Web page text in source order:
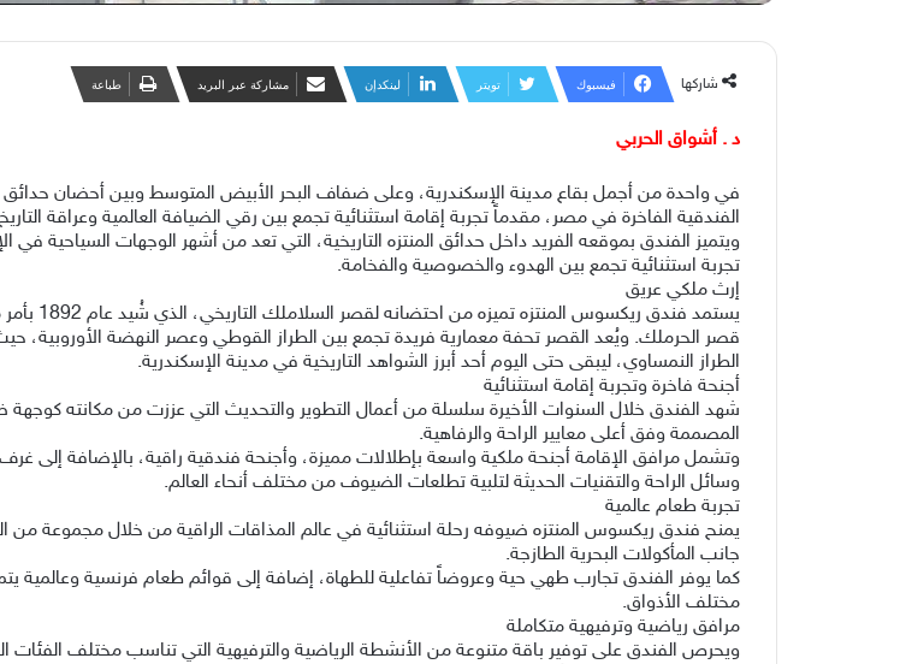
شاركها فيسبوك تويتر لينكدإن مشاركة عبر البريد طباعة
د . أشواق الحربي
في واحدة من أجمل بقاع مدينة الإسكندرية، وعلى ضفاف البحر الأبيض المتوسط وبين أحضان حدائق
الفندقية الفاخرة في مصر، مقدماً تجربة إقامة استثنائية تجمع بين رقي الضيافة العالمية وعراقة
ويتميز الفندق بموقعه الفريد داخل حدائق المنتزه التاريخية، التي تعد من أشهر الوجهات السياحية في
تجربة استثنائية تجمع بين الهدوء والخصوصية والفخامة.
إرث ملكي عريق
يستمد
قصر الحرملك. ويُعد القصر تحفة معمارية فريدة تجمع بين الطراز القوطي وعصر النهضة
الطراز النمساوي، ليبقى حتى اليوم أحد أبرز الشواهد التاريخية في مدينة الإسكندرية.
أجنحة فاخرة وتجربة إقامة استثنائية
شهد الفندق خلال السنوات الأخيرة سلسلة من أعمال التطوير والتحديث التي عززت من مكانته
المصممة وفق أعلى معايير الراحة والرفاهية.
وتشمل مرافق الإقامة أجنحة ملكية واسعة بإطلالات مميزة، وأجنحة فندقية راقية، بالإضافة إلى
وسائل الراحة والتقنيات الحديثة لتلبية تطلعات الضيوف من مختلف أنحاء العالم.
تجربة طعام عالمية
يمنح فندق ريكسوس المنتزه ضيوفه رحلة استثنائية في عالم المذاقات الراقية من خلال مجموعة من
جانب المأكولات البحرية الطازجة.
كما يوفر الفندق تجارب طهي حية وعروضاً تفاعلية للطهاة، إضافة إلى قوائم طعام فرنسية وعالمية
مختلف الأذواق.
مرافق رياضية وترفيهية متكاملة
ويحرص الفندق على توفير باقة متنوعة من الأنشطة الرياضية والترفيهية التي تناسب مختلف الفئات